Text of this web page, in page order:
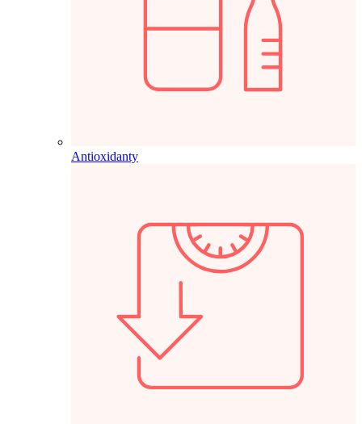
Antioxidanty